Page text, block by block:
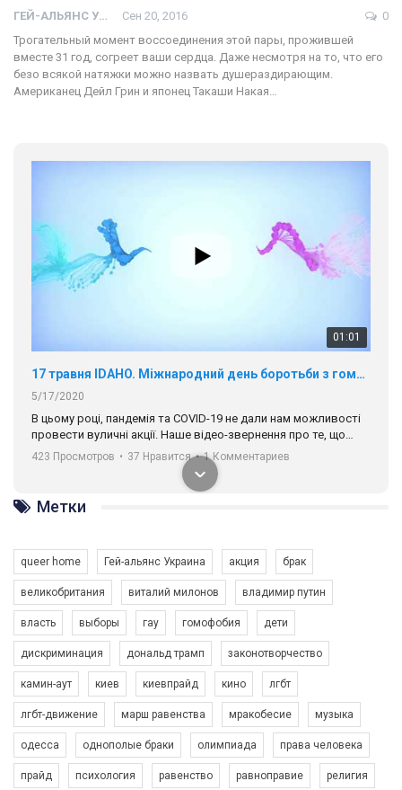
ГЕЙ-АЛЬЯНС УКРАИНА Сен 20, 2016
0
Трогательный момент воссоединения этой пары, прожившей
вместе 31 год, согреет ваши сердца. Даже несмотря на то, что его
безо всякой натяжки можно назвать душераздирающим.
Американец Дейл Грин и японец Такаши Накая…
01:01
17 травня IDAHO. Міжнародний день боротьби з гомофобією трансфобією і біфобія.
5/17/2020
В цьому році, пандемія та COVІD-19 не дали нам можливості
провести вуличні акції. Наше відео-звернення про те, що
навіть коли ми у різних містах та не можемо зустрінеться, ми
разом. Ми закликаємо всіх хто поділяє цінності рівності та
солідарності, приєднатися до нас. Регіональні підрозділи
ГАУ є в 16 областях України.
Разом наш голос лунає гучніше!
423 Просмотров • 37 Нравится • 1 Комментариев
Зупинимо насильство проти ЛГБТ в Україні! Stop violence against LGBT in Ukraine!
6/30/2017
Емоційний та вражаючий промо-ролік на конкурс PACT, який
представляє програму "Гей-альянс Україна" з протидії
Метки
queer home Гей-альянс Украина акция брак
великобритания виталий милонов владимир путин
власть выборы гау гомофобия дети
дискриминация дональд трамп законотворчество
камин-аут киев киевпрайд кино лгбт
лгбт-движение марш равенства мракобесие музыка
одесса однополые браки олимпиада права человека
прайд психология равенство равноправие религия